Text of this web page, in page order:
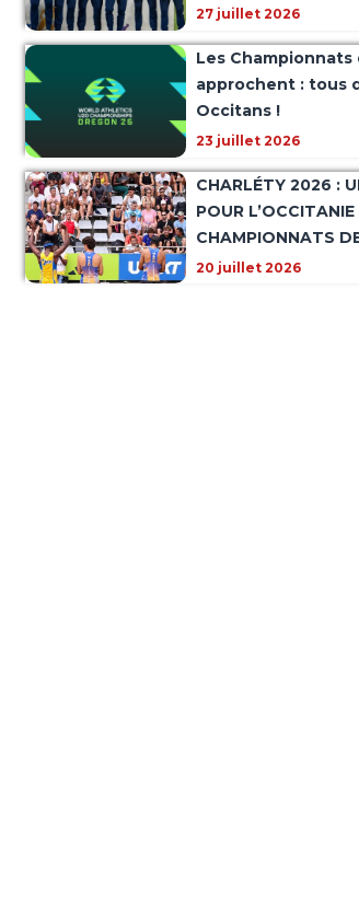
27 juillet 2026
Les Championnats
approchent : tous
Occitans !
23 juillet 2026
CHARLÉTY 2026 :
POUR
CHAMPIONNATS
20 juillet 2026